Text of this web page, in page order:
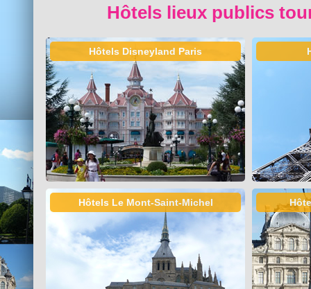
Hôtels lieux publics
Hôtels Disneyland Paris
Hôtels Le Mont-Saint-Michel